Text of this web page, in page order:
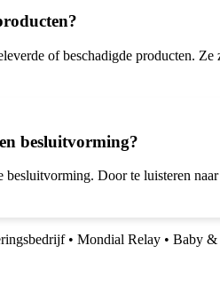
of beschadigde producten.
besluitvorming?
Door te luisteren
• Mondial Relay • Baby &